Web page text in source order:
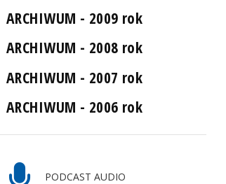
ARCHIWUM - 2009 rok
ARCHIWUM - 2008 rok
ARCHIWUM - 2007 rok
ARCHIWUM - 2006 rok
PODCAST AUDIO